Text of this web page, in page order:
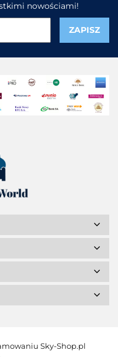
nowościami!
Sky-Shop.pl